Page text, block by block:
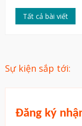
Tất cả bài viết
Sự kiện sắp tới:
Đăng ký